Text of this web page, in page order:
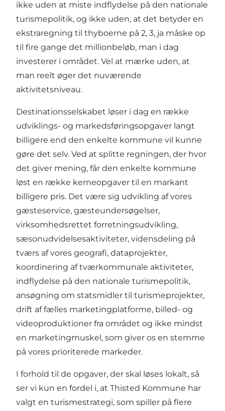
ikke uden at miste indflydelse på den nationale
turismepolitik, og ikke uden, at det betyder en
ekstraregning til thyboerne på 2, 3, ja måske op
til fire gange det millionbeløb, man i dag
investerer i området. Vel at mærke uden, at
man reelt øger det nuværende
aktivitetsniveau.
Destinationsselskabet løser i dag en række
udviklings- og markedsføringsopgaver langt
billigere end den enkelte kommune vil kunne
gøre det selv. Ved at splitte regningen, der hvor
det giver mening, får den enkelte kommune
løst en række kerneopgaver til en markant
billigere pris. Det være sig udvikling af vores
gæsteservice, gæsteundersøgelser,
virksomhedsrettet forretningsudvikling,
sæsonudvidelsesaktiviteter, vidensdeling på
tværs af vores geografi, dataprojekter,
koordinering af tværkommunale aktiviteter,
indflydelse på den nationale turismepolitik,
ansøgning om statsmidler til turismeprojekter,
drift af fælles marketingplatforme, billed- og
videoproduktioner fra området og ikke mindst
en marketingmuskel, som giver os en stemme
på vores prioriterede markeder.
I forhold til de opgaver, der skal løses lokalt, så
ser vi kun en fordel i, at Thisted Kommune har
valgt en turismestrategi, som spiller på flere